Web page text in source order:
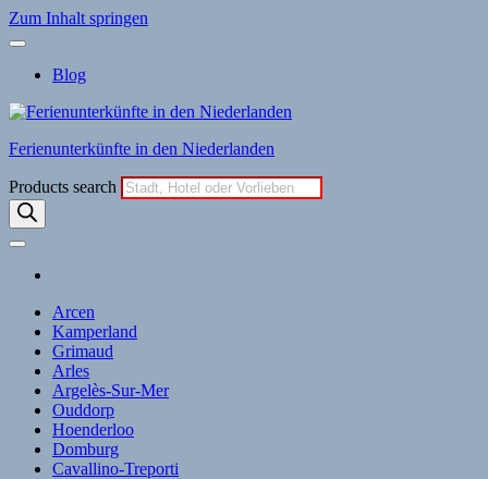
Zum Inhalt springen
Blog
Ferienunterkünfte in den Niederlanden
Products search
Arcen
Kamperland
Grimaud
Arles
Argelès-Sur-Mer
Ouddorp
Hoenderloo
Domburg
Cavallino-Treporti